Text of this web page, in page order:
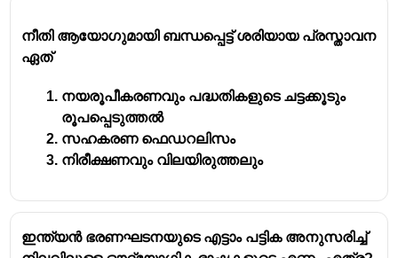
നീതി ആയോഗുമായി ബന്ധപ്പെട്ട് ശരിയായ പ്രസ്താവന
ഏത്
നയരൂപീകരണവും പദ്ധതികളുടെ ചട്ടക്കൂടും
രൂപപ്പെടുത്തൽ
സഹകരണ ഫെഡറലിസം
നിരീക്ഷണവും വിലയിരുത്തലും
ഇന്ത്യൻ ഭരണഘടനയുടെ എട്ടാം പട്ടിക അനുസരിച്ച്